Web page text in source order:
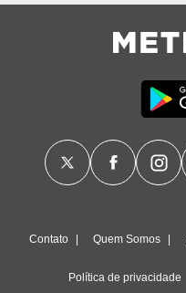
Contato Quem Somos
Política de privacidade